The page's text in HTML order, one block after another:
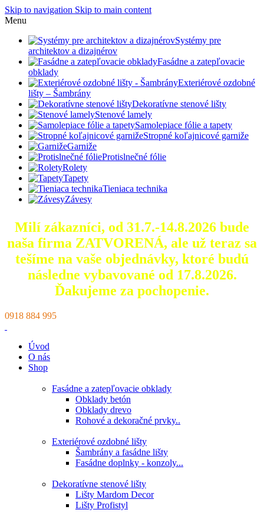
Skip to navigation Skip to main content
Menu
Systémy pre
architektov a dizajnérov
Fasádne a zatepľovacie
obklady
Exteriérové ozdobné
lišty – Šambrány
Dekoratívne stenové lišty
Stenové lamely
Samolepiace fólie a tapety
Stropné koľajnicové garniže
Garniže
Protislnečné fólie
Rolety
Tapety
Tieniaca technika
Závesy
Milí zákazníci, od 31.7.-14.8.2026 bude
naša firma ZATVORENÁ, ale už teraz sa
tešíme na vaše objednávky, ktoré budú
následne vybavované od 17.8.2026.
Ďakujeme za pochopenie.
0918 884 995
Úvod
O nás
Shop
Fasádne a zatepľovacie obklady
Obklady betón
Obklady drevo
Rohové a dekoračné prvky..
Exteriérové ozdobné lišty
Šambrány a fasádne lišty
Fasádne doplnky - konzoly...
Dekoratívne stenové lišty
Lišty Mardom Decor
Lišty Profistyl